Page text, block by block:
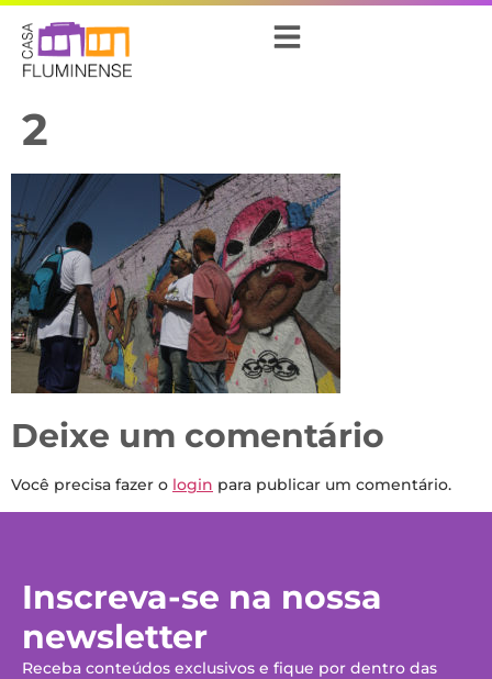
2
Deixe um comentário
Você precisa fazer o login para publicar um comentário.
Inscreva-se na nossa
newsletter
Receba conteúdos exclusivos e fique por dentro das